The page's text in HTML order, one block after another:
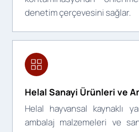
denetim çerçevesini sağlar.
Helal Sanayi Ürünleri ve
Helal hayvansal kaynaklı
ambalaj malzemeleri ve